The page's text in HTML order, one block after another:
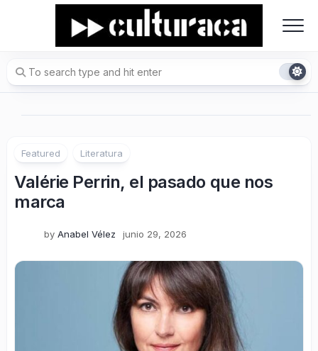
Featured Literatura
Valérie Perrin, el pasado que nos
marca
by Anabel Vélez junio 29, 2026